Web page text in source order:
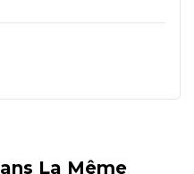
La Même